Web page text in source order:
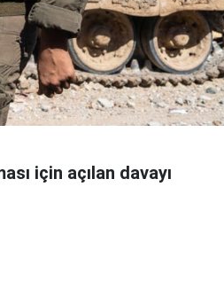
için açılan davayı